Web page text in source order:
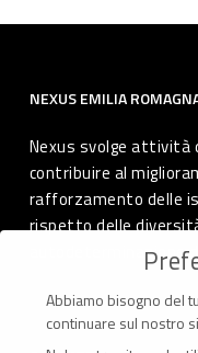
NEXUS EMILIA
Nexus svolge attività
contribuire al
rafforzamento delle
rispetto delle
autodeterminazione
Abbiamo bisogno del
continuare sul nostro